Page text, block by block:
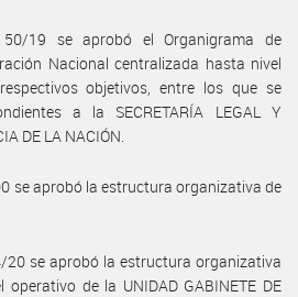
19 se aprobó el Organigrama de
Nacional centralizada hasta nivel
objetivos, entre los que se
a la SECRETARÍA LEGAL Y
DE LA NACIÓN.
se aprobó la estructura organizativa de
20 se aprobó la estructura organizativa
de la UNIDAD GABINETE DE